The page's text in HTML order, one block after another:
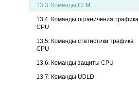
13.3. Команды CFM
13.4. Команды ограничения трафика
CPU
13.5. Команды статистики трафика
CPU
13.6. Команды защиты CPU
13.7. Команды UDLD